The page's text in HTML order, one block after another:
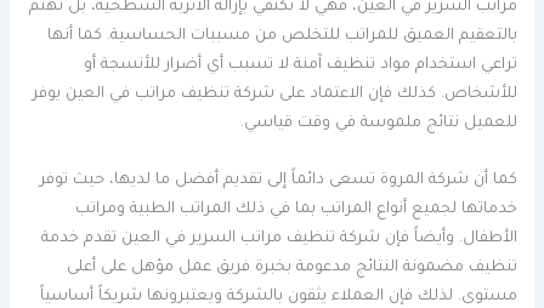
مراتب السرير في العين، فهي لا تكتفي بإزالة الأتربة السطحية، بل تهتم
بالتعقيم العميق للمراتب للتخلص من مسببات الحساسية. كما أنها
تراعي استخدام مواد تنظيف آمنة لا تسبب أي أضرار للأنسجة أو
للأشخاص. كذلك فإن الاعتماد على شركة تنظيف مراتب في العين يوفر
للعميل نتائج ملموسة في وقت قياسي.
كما أن شركة المروة تسعى دائماً إلى تقديم أفضل ما لديها، حيث توفر
خدماتها لجميع أنواع المراتب بما في ذلك المراتب الطبية ومراتب
الأطفال. وأيضاً فإن شركة تنظيف مراتب السرير في العين تقدم خدمة
تنظيف مضمونة النتائج مدعومة بخبرة فريق عمل مؤهل على أعلى
مستوى. لذلك فإن العملاء يثقون بالشركة ويعتبرونها شريكاً أساسياً